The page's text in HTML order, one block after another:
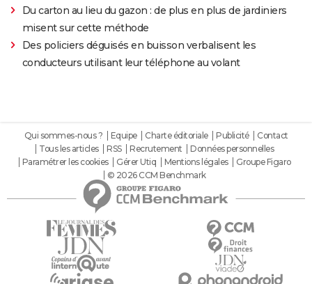
Du carton au lieu du gazon : de plus en plus de jardiniers
misent sur cette méthode
Des policiers déguisés en buisson verbalisent les
conducteurs utilisant leur téléphone au volant
Qui sommes-nous ? Equipe Charte éditoriale Publicité
Contact
Tous les articles
RSS Recrutement
Données personnelles
Paramétrer les cookies
Gérer Utiq Mentions légales
Groupe Figaro
© 2026 CCM Benchmark